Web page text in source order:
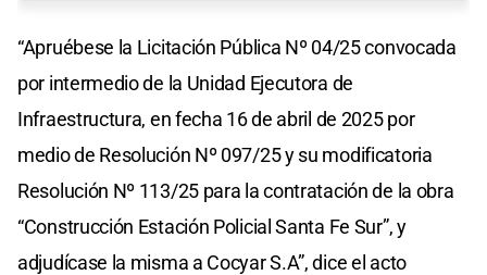
“Apruébese la Licitación Pública Nº 04/25 convocada
por intermedio de la Unidad Ejecutora de
Infraestructura, en fecha 16 de abril de 2025 por
medio de Resolución Nº 097/25 y su modificatoria
Resolución Nº 113/25 para la contratación de la obra
“Construcción Estación Policial Santa Fe Sur”, y
adjudícase la misma a Cocyar S.A”, dice el acto